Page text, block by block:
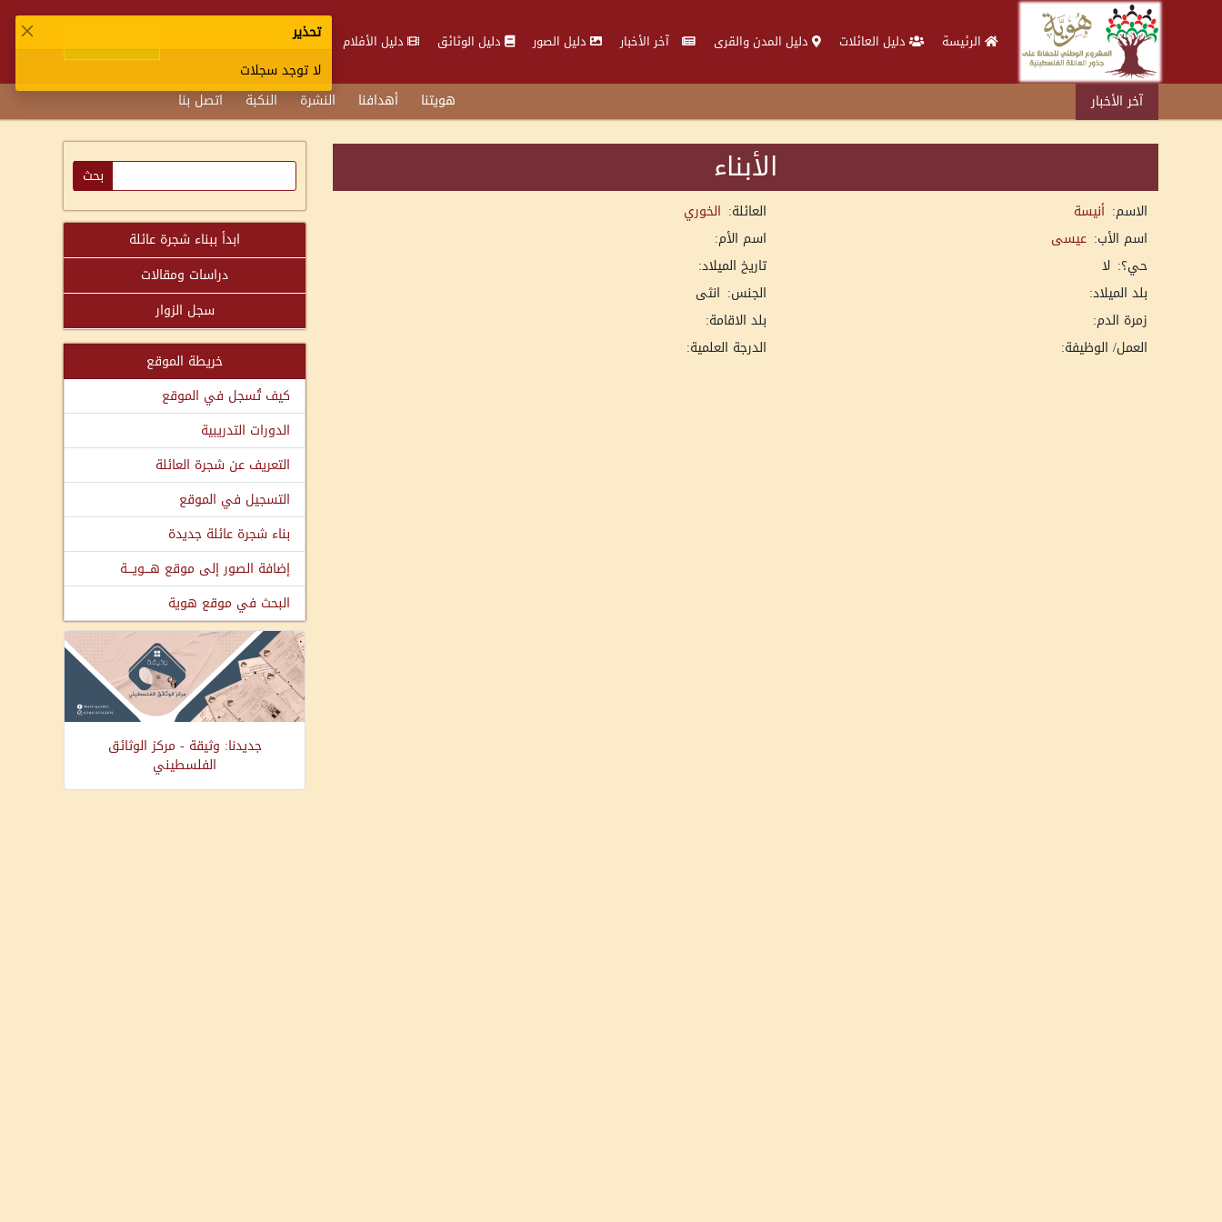
الرئيسة دليل العائلات دليل المدن والقرى آخر الأخبار دليل الصور دليل الوثائق دليل الأفلام تابعنا
آخر الأخبار هويتنا أهدافنا النشرة النكبة اتصل بنا
الأبناء
الاسم: أنيسة العائلة: الخوري
اسم الأب: عيسى
اسم الأم:
حي؟: لا
تاريخ الميلاد:
بلد الميلاد:
الجنس: انثى
زمرة الدم:
بلد الاقامة:
العمل/ الوظيفة:
الدرجة العلمية:
ابدأ ببناء شجرة عائلة
دراسات ومقالات
سجل الزوار
خريطة الموقع
كيف تُسجل في الموقع
الدورات التدريبية
التعريف عن شجرة العائلة
التسجيل في الموقع
بناء شجرة عائلة جديدة
إضافة الصور إلى موقع هـــويـــة
البحث في موقع هوية
جديدنا: وثيقة - مركز الوثائق
الفلسطيني
تحذير
لا توجد سجلات